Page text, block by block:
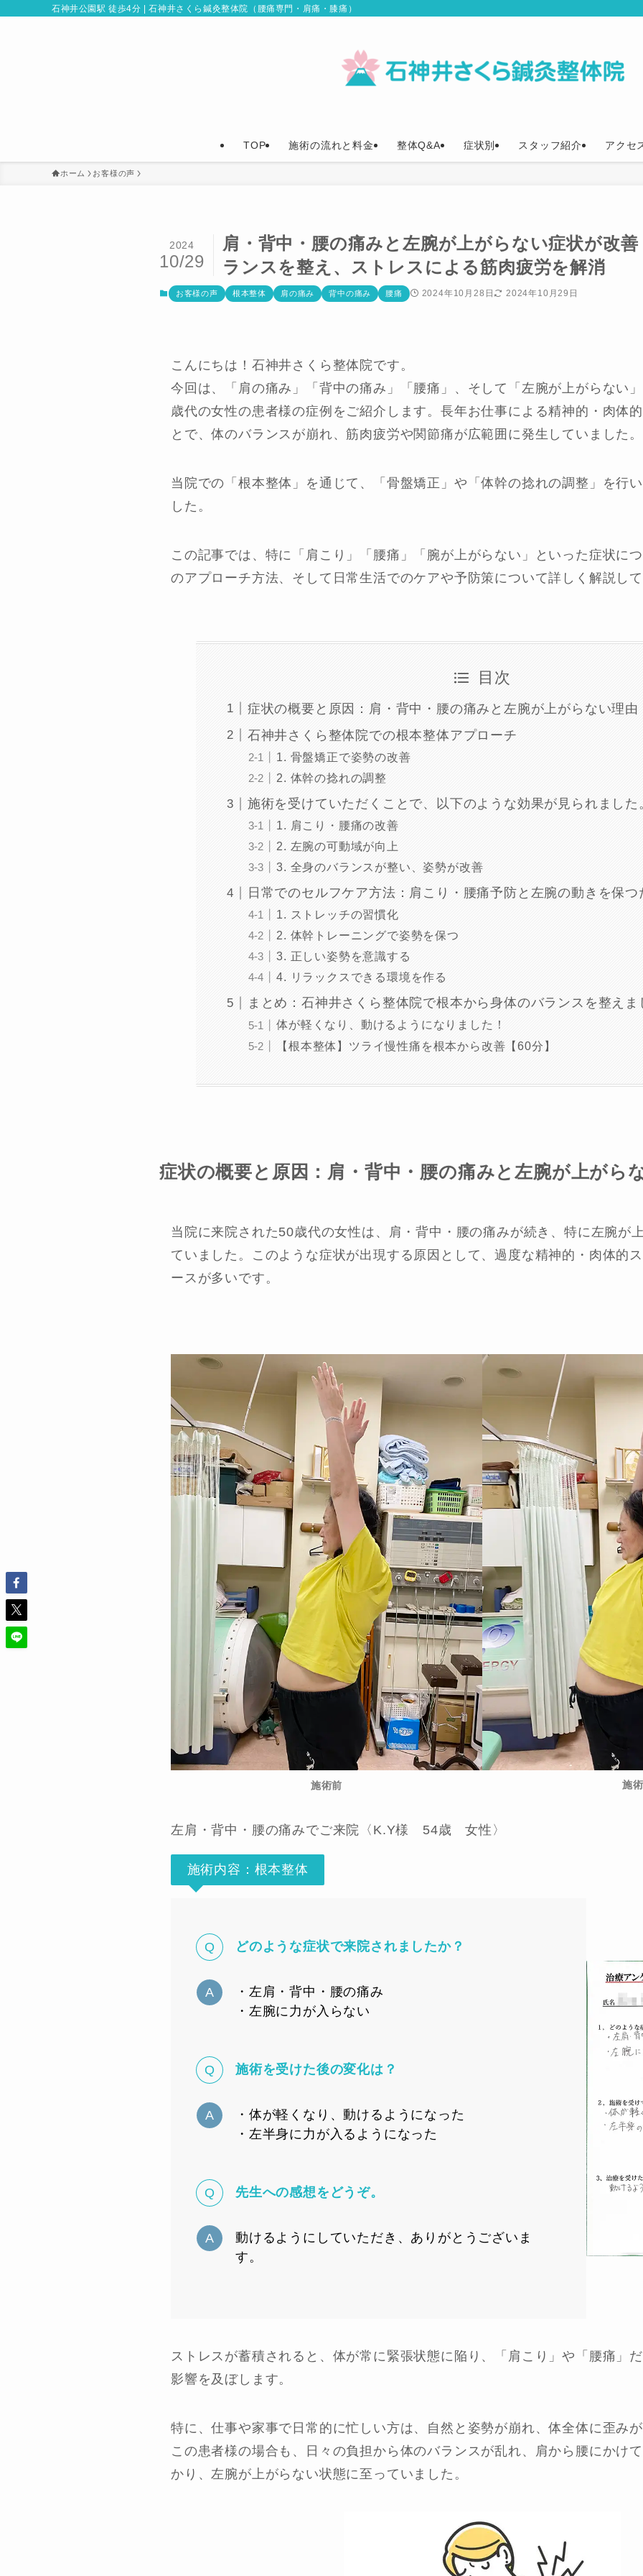
石神井公園駅 徒歩4分 | 石神井さくら鍼灸整体院（腰痛専門・肩痛・膝痛）
TOP 施術の流れと料金 整体Q&A 症状別 スタッフ紹介 アクセ
ホーム お客様の声
肩・背中・腰の痛みと左腕が上がらない症状が改
ランスを整え、ストレスによる筋肉疲労を解消
2024
10/29
お客様の声 根本整体 肩の痛み 背中の痛み 腰痛 2024年10月28日 2024年10月29日
こんにちは！石神井さくら整体院です。
今回は、「肩の痛み」「背中の痛み」「腰痛」、そして「左腕が上がらない
歳代の女性の患者様の症例をご紹介します。長年お仕事による精神的・肉体
とで、体のバランスが崩れ、筋肉疲労や関節痛が広範囲に発生していました。
当院での「根本整体」を通じて、「骨盤矯正」や「体幹の捻れの調整」を行
した。
この記事では、特に「肩こり」「腰痛」「腕が上がらない」といった症状に
のアプローチ方法、そして日常生活でのケアや予防策について詳しく解説し
目次
症状の概要と原因：肩・背中・腰の痛みと左腕が上がらない理由
石神井さくら整体院での根本整体アプローチ
1. 骨盤矯正で姿勢の改善
2. 体幹の捻れの調整
施術を受けていただくことで、以下のような効果が見られました
1. 肩こり・腰痛の改善
2. 左腕の可動域が向上
3. 全身のバランスが整い、姿勢が改善
日常でのセルフケア方法：肩こり・腰痛予防と左腕の動きを保つ
1. ストレッチの習慣化
2. 体幹トレーニングで姿勢を保つ
3. 正しい姿勢を意識する
4. リラックスできる環境を作る
まとめ：石神井さくら整体院で根本から身体のバランスを整えま
体が軽くなり、動けるようになりました！
【根本整体】ツライ慢性痛を根本から改善【60分】
症状の概要と原因：肩・背中・腰の痛みと左腕が上がら
当院に来院された50歳代の女性は、肩・背中・腰の痛みが続き、特に左腕が
ていました。このような症状が出現する原因として、過度な精神的・肉体的
ースが多いです。
施術前 施
左肩・背中・腰の痛みでご来院〈K.Y様 54歳 女性〉
施術内容：根本整体
どのような症状で来院されましたか？
・左肩・背中・腰の痛み
・左腕に力が入らない
施術を受けた後の変化は？
・体が軽くなり、動けるようになった
・左半身に力が入るようになった
先生への感想をどうぞ。
動けるようにしていただき、ありがとうございま
す。
ストレスが蓄積されると、体が常に緊張状態に陥り、「肩こり」や「腰痛」
影響を及ぼします。
特に、仕事や家事で日常的に忙しい方は、自然と姿勢が崩れ、体全体に歪み
この患者様の場合も、日々の負担から体のバランスが乱れ、肩から腰にかけ
かり、左腕が上がらない状態に至っていました。